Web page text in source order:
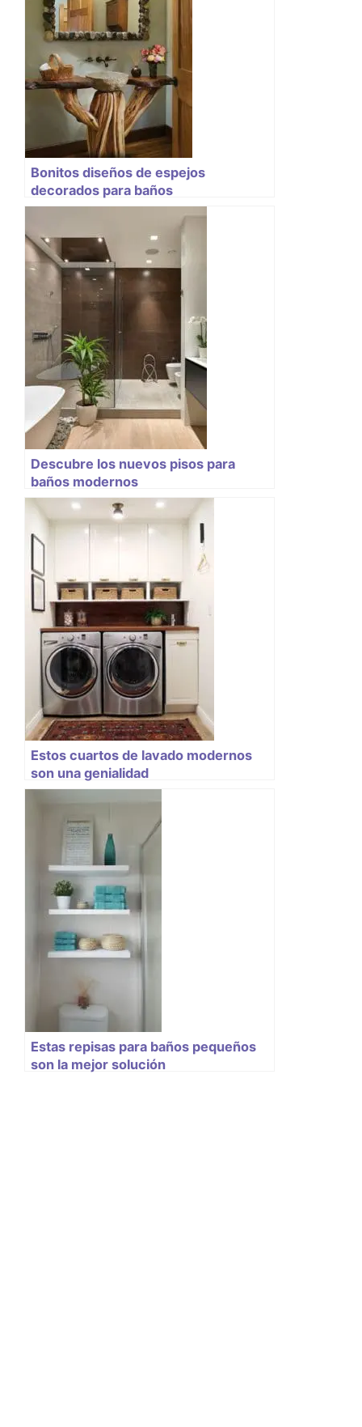
Bonitos diseños de espejos
decorados para baños
Descubre los nuevos pisos para
baños modernos
Estos cuartos de lavado modernos
son una genialidad
Estas repisas para baños pequeños
son la mejor solución